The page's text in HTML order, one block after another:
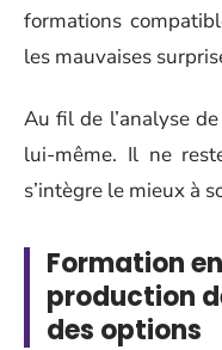
formations
les mauvaises
Au fil de l’analyse
lui-même. Il ne
s’intègre le mieux à
Formation
production
des options